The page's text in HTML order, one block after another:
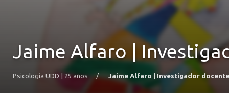
Jaime Alfaro |
Psicología UDD | 25 años / Jaime Alfaro | Investigador docente